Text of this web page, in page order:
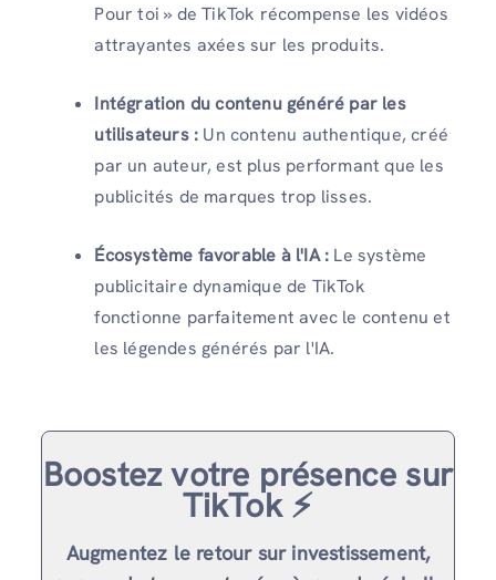
Pour toi » de TikTok récompense les vidéos
attrayantes axées sur les produits.
Intégration du contenu généré par les
utilisateurs : Un contenu authentique, créé
par un auteur, est plus performant que les
publicités de marques trop lisses.
Écosystème favorable à l'IA : Le système
publicitaire dynamique de TikTok
fonctionne parfaitement avec le contenu et
les légendes générés par l'IA.
Boostez votre présence sur
TikTok ⚡️
Augmentez le retour sur investissement,